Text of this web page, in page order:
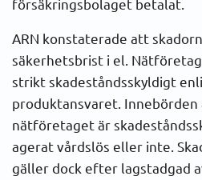
försäkringsbolaget betalat.
ARN konstaterade att
säkerhetsbrist i el.
strikt skadeståndsskyldigt
produktansvaret.
nätföretaget är
agerat vårdslös eller inte.
gäller dock efter lagstadgad